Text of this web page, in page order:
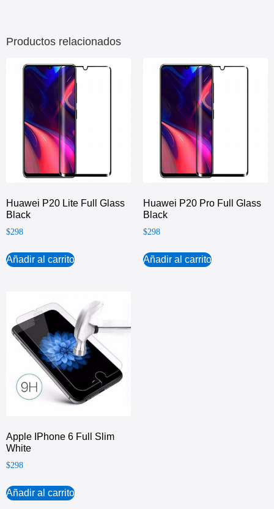
Productos relacionados
Huawei P20 Lite Full Glass
Black
$298
Añadir al carrito
Huawei P20 Pro Full Glass
Black
$298
Añadir al carrito
Apple IPhone 6 Full Slim
White
$298
Añadir al carrito